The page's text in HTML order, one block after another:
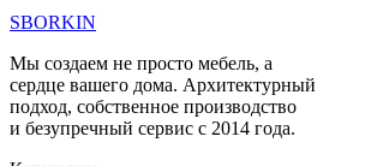
SBORKIN
Мы создаем не просто мебель, а
сердце вашего дома. Архитектурный
подход, собственное производство
и безупречный сервис с 2014 года.